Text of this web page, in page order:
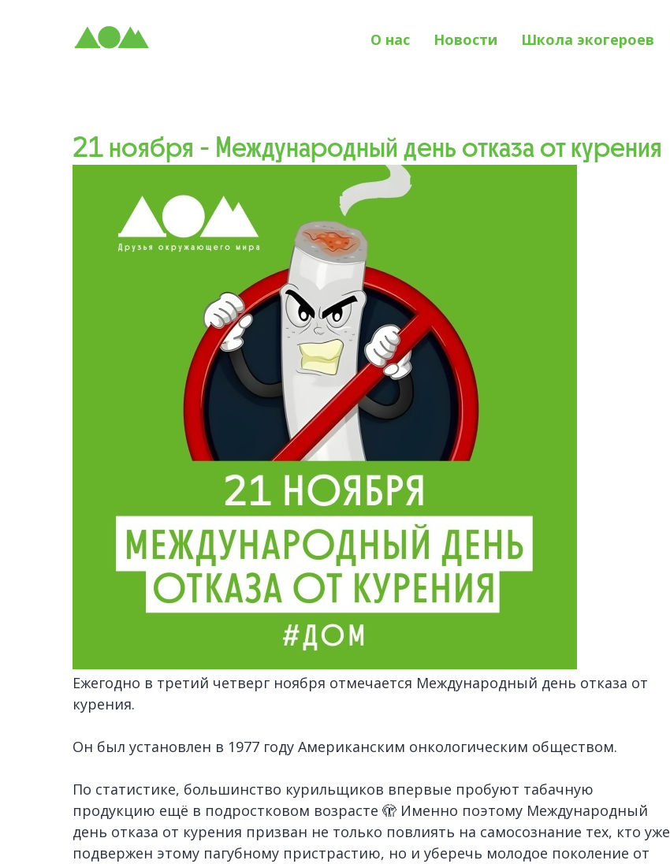
О нас Новости Школа экогероев
21 ноября - Международный день отказа от курения
Ежегодно в третий четверг ноября отмечается Международный день отказа от
курения.
Он был установлен в 1977 году Американским онкологическим обществом.
По статистике, большинство курильщиков впервые пробуют табачную
продукцию ещё в подростковом возрасте 🫣 Именно поэтому Международный
день отказа от курения призван не только повлиять на самосознание тех, кто уже
подвержен этому пагубному пристрастию, но и уберечь молодое поколение от